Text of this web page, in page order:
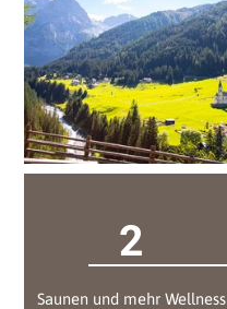
2
Saunen und mehr Wellness